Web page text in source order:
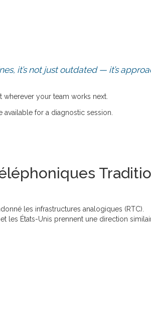
it’s not just outdated — it’s
your team works next.
for a diagnostic session.
les infrastructures analogiques (RTC).
les États-Unis prennent une direction